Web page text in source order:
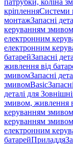
патрубки, коліна
кріпленняСистеми
монтажЗапасні
керуванням
електронним
електронним
батарейЗапасні
живлення від
змивомЗапасні
змивомBasic
деталі для
змивом, живлення
керуванням
керуванням
електронним
батарейПриладдя